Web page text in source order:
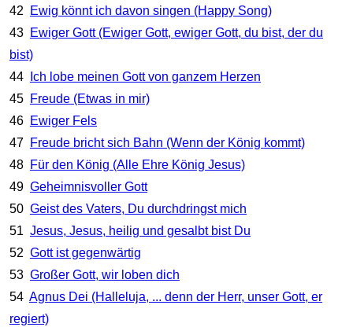
42
Ewig könnt ich davon singen (Happy Song)
43 Ewiger Gott (Ewiger Gott, ewiger Gott, du bist, der du
bist)
44
Ich lobe meinen Gott von ganzem Herzen
45 Freude (Etwas in mir)
46 Ewiger Fels
47 Freude bricht sich Bahn (Wenn der König kommt)
48 Für den König (Alle Ehre König Jesus)
49 Geheimnisvoller Gott
50 Geist des Vaters, Du durchdringst mich
51 Jesus, Jesus, heilig und gesalbt bist Du
52 Gott ist gegenwärtig
53 Großer Gott, wir loben dich
54 Agnus Dei (Halleluja, ... denn der Herr, unser Gott, er
regiert)